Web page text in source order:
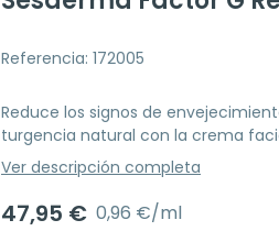
Referencia: 172005
Reduce los signos de
turgencia natural con la crema
Ver descripción completa
47,95 € 0,96 €/ml